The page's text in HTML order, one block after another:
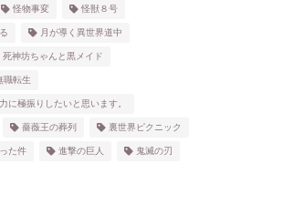
怪物事変 怪獣８号
月が導く異世界道中
死神坊ちゃんと黒メイド
職転生
に極振りしたいと思います。
薔薇王の葬列 裏世界ピクニック
た件 進撃の巨人 鬼滅の刃